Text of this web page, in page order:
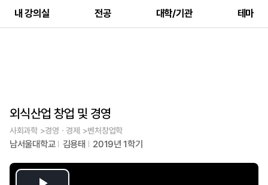
내 강의실 전공 대학/기관 테마
외식산업 창업 및 경영
사회과학 >경영ㆍ경제 >벤처창업학
남서울대학교 김용태 2019년 1학기